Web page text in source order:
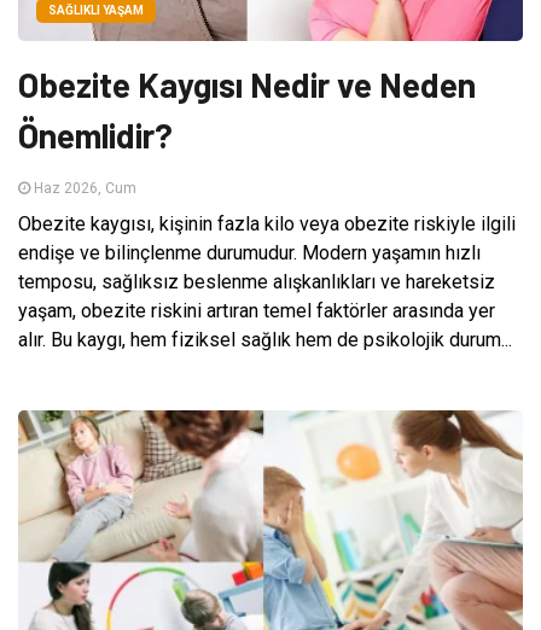
SAĞLIKLI YAŞAM
Obezite Kaygısı Nedir ve Neden
Önemlidir?
Haz 2026, Cum
Obezite kaygısı, kişinin fazla kilo veya obezite riskiyle ilgili
endişe ve bilinçlenme durumudur. Modern yaşamın hızlı
temposu, sağlıksız beslenme alışkanlıkları ve hareketsiz
yaşam, obezite riskini artıran temel faktörler arasında yer
alır. Bu kaygı, hem fiziksel sağlık hem de psikolojik durum...